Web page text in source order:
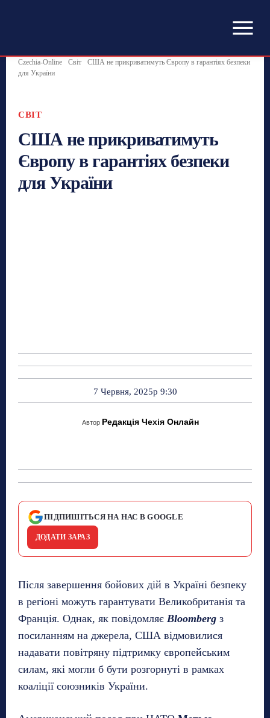
Czechia-Online Світ
США не прикриватимуть Європу в гарантіях безпеки
для України
СВІТ
США не прикриватимуть
Європу в гарантіях безпеки
для України
7 Червня, 2025р 9:30
Автор Редакція Чехія Онлайн
ПІДПИШІТЬСЯ НА НАС В GOOGLE
ДОДАТИ ЗАРАЗ
Після завершення бойових дій в Україні безпеку
в регіоні можуть гарантувати Великобританія та
Франція. Однак, як повідомляє Bloomberg з
посиланням на джерела, США відмовилися
надавати повітряну підтримку європейським
силам, які могли б бути розгорнуті в рамках
коаліції союзників України.